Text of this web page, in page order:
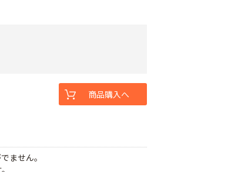
ません。
商品購入へ